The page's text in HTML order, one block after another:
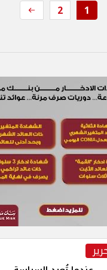
1
2